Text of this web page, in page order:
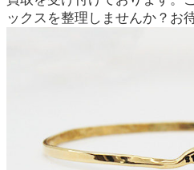
ックスを整理しませんか？お